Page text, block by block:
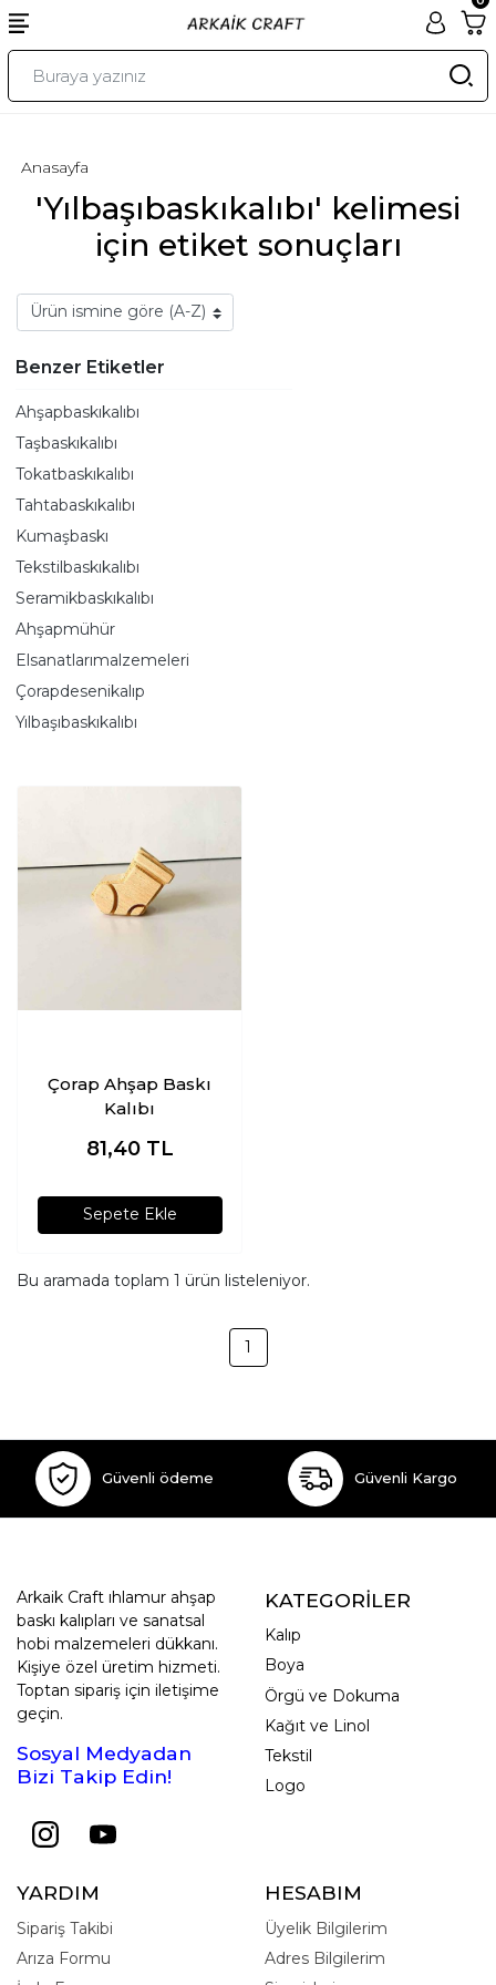
'Yılbaşıbaskıkalıbı' kelimesi
için etiket sonuçları
Anasayfa
Benzer Etiketler
Ahşapbaskıkalıbı
Taşbaskıkalıbı
Tokatbaskıkalıbı
Tahtabaskıkalıbı
Kumaşbaskı
Tekstilbaskıkalıbı
Seramikbaskıkalıbı
Ahşapmühür
Elsanatlarımalzemeleri
Çorapdesenikalıp
Yılbaşıbaskıkalıbı
Çorap Ahşap Baskı
Kalıbı
81,40 TL
Sepete Ekle
Bu aramada toplam 1 ürün listeleniyor.
1
Güvenli ödeme Güvenli Kargo
Arkaik Craft ıhlamur ahşap
baskı kalıpları ve sanatsal
hobi malzemeleri dükkanı.
Kişiye özel üretim hizmeti.
Toptan sipariş için iletişime
geçin.
Sosyal Medyadan
Bizi Takip Edin!
KATEGORİLER
Kalıp
Boya
Örgü ve Dokuma
Kağıt ve Linol
Tekstil
Logo
YARDIM
Sipariş Takibi
Arıza Formu
HESABIM
Üyelik Bilgilerim
Adres Bilgilerim